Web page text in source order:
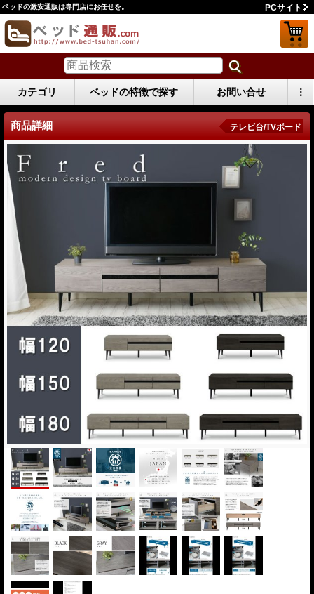
ベッドの激安通販は専門店にお任せを。 PCサイト
カテゴリ ベッドの特徴で探す お問い合せ ⋮
商品詳細 テレビ台/TVボード